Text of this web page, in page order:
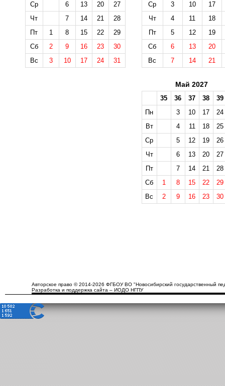
Ср
6 13 20
27
Чт
7 14 21
28
Пт
1 8 15 22
29
Сб
2 9 16 23
30
Вс
3 10 17 24 31
Ср
3 10
17
Чт
4 11
18
Пт
5 12
19
Сб
6 13
20
Вс
7 14 21
Май 2027
35 36 37 38
39
Пн
3 10 17
24
Вт
4 11 18
25
Ср
5 12 19
26
Чт
6 13 20
27
Пт
7 14 21
28
Сб
1 8 15 22
29
Вс
2 9 16 23 30
Авторское право © 2014-2026 ФГБОУ ВО "Новосибирский государственный
Разработка и поддержка сайта – ИОДО НГПУ